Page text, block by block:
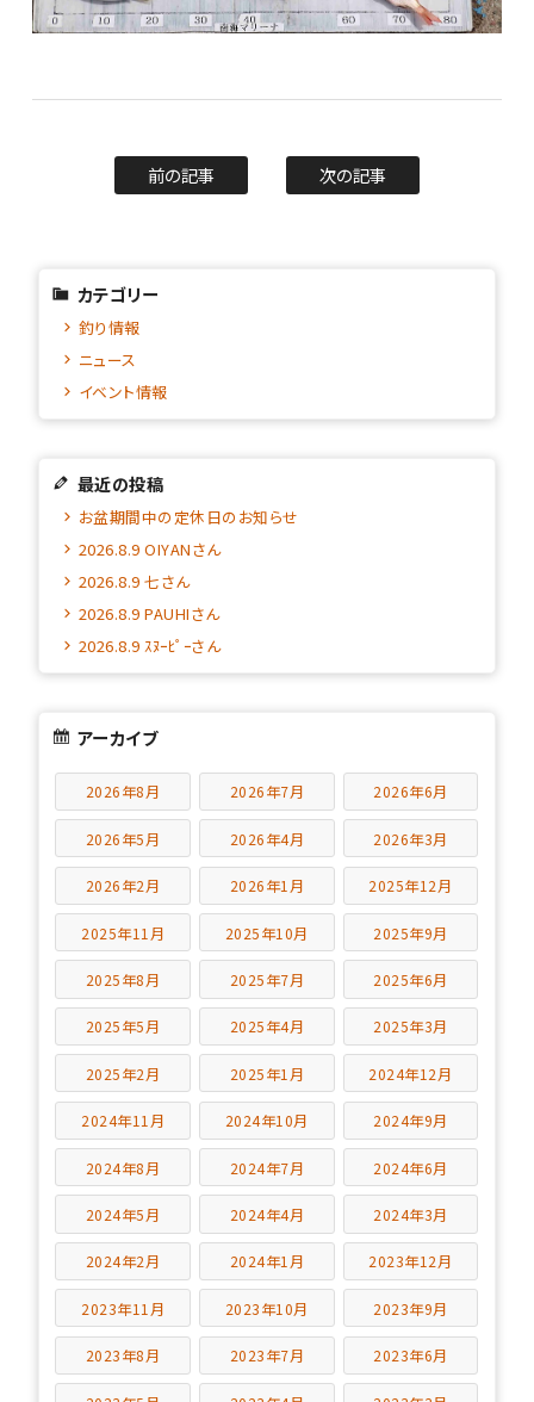
前の記事 次の記事
カテゴリー
釣り情報
ニュース
イベント情報
最近の投稿
お盆期間中の定休日のお知らせ
2026.8.9 OIYANさん
2026.8.9 七さん
2026.8.9 PAUHIさん
2026.8.9 ｽﾇｰﾋﾟｰさん
アーカイブ
2026年8月 2026年7月 2026年6月
2026年5月 2026年4月 2026年3月
2026年2月 2026年1月 2025年12月
2025年11月 2025年10月 2025年9月
2025年8月 2025年7月 2025年6月
2025年5月 2025年4月 2025年3月
2025年2月 2025年1月 2024年12月
2024年11月 2024年10月 2024年9月
2024年8月 2024年7月 2024年6月
2024年5月 2024年4月 2024年3月
2024年2月 2024年1月 2023年12月
2023年11月 2023年10月 2023年9月
2023年8月 2023年7月 2023年6月